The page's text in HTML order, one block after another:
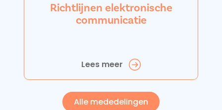
Richtlijnen elektronische
communicatie
Lees meer
Alle mededelingen